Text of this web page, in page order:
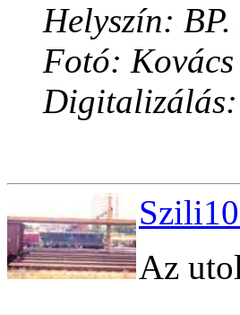
Helyszín:
Fotó:
Az